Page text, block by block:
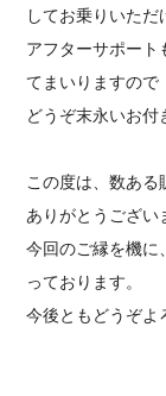
してお乗りいただ
アフターサポート
てまいりますので
どうぞ末永いお付
この度は、数ある
ありがとうござい
今回のご縁を機に
っております。
今後ともどうぞよ